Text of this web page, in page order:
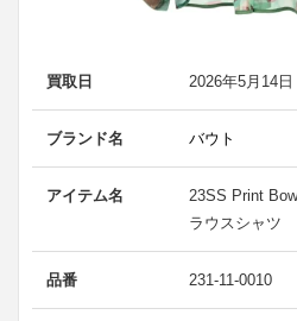
買取日 2026年5月14日
ブランド名 バウト
アイテム名
23SS Print
ラウスシャツ
品番 231-11-0010